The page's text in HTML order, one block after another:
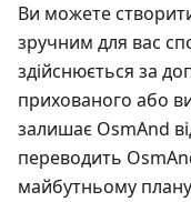
Ви можете
зручним для вас
здійснюється за
прихованого або
залишає OsmAnd
переводить
майбутньому